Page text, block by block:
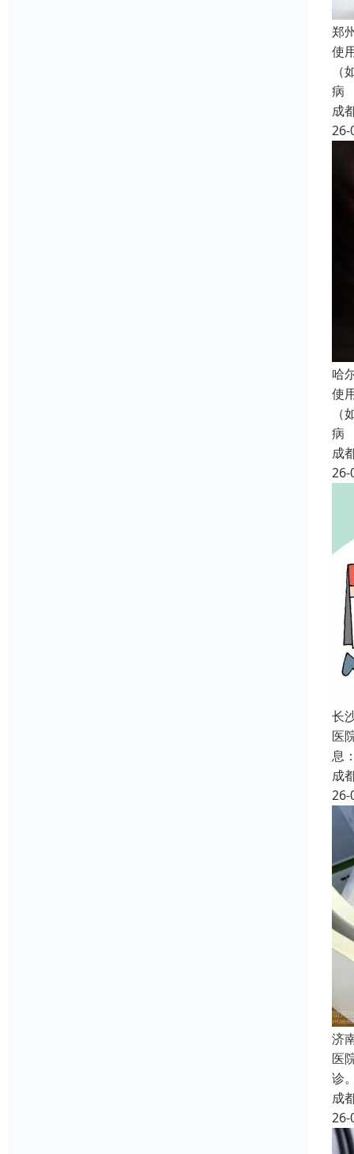
郑
使
病
成
26-
哈
使
病
成
26-
长
医
息
成
26-
济
医
诊
成
26-